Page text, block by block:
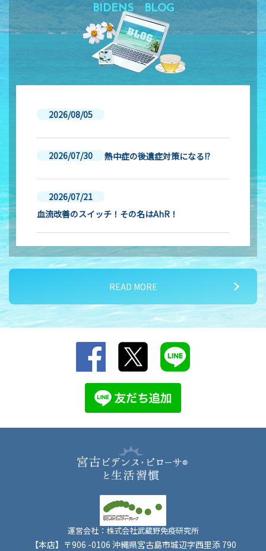
BIDENS BLOG
2026/08/05
2026/07/30 熱中症の後遺症対策になる!?
2026/07/21
血流改善のスイッチ！その名はAhR！
2026/07/16
夏バテ対策② 血液サラサラ作用のメカニズム
2026/07/15
夏バテ対策① 気温差に負けるな！
READ MORE
運営会社：株式会社武蔵野免疫研究所
【本店】〒906 -0106 沖縄県宮古島市城辺字西里添 790